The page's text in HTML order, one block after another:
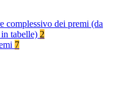
complessivo dei premi (da
tabelle) 2
7